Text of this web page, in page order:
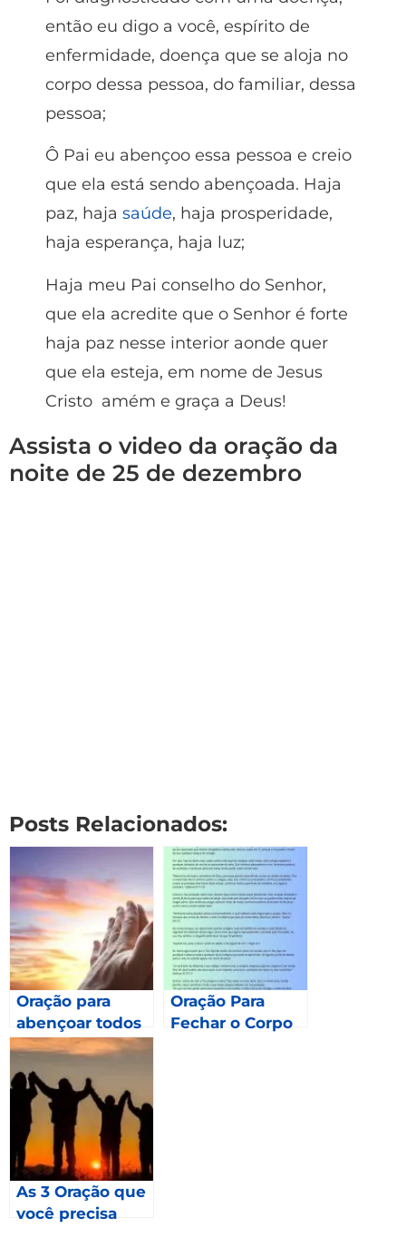
então eu digo a você, espírito de
enfermidade, doença que se aloja no
corpo dessa pessoa, do familiar, dessa
pessoa;
Ô Pai eu abençoo essa pessoa e creio
que ela está sendo abençoada. Haja
paz, haja saúde, haja prosperidade,
haja esperança, haja luz;
Haja meu Pai conselho do Senhor,
que ela acredite que o Senhor é forte
haja paz nesse interior aonde quer
que ela esteja, em nome de Jesus
Cristo amém e graça a Deus!
Assista o video da oração da
noite de 25 de dezembro
Posts Relacionados:
Oração para
abençoar todos
os meses de
6.9
Oração Para
Fechar o Corpo
As 3 Oração que
você precisa